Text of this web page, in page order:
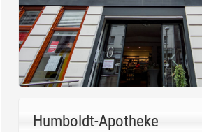
Humboldt-Apotheke